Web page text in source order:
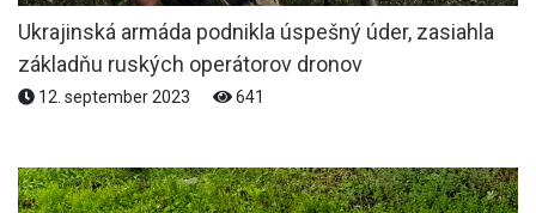
Ukrajinská armáda podnikla úspešný úder, zasiahla
základňu ruských operátorov dronov
12. september 2023 641